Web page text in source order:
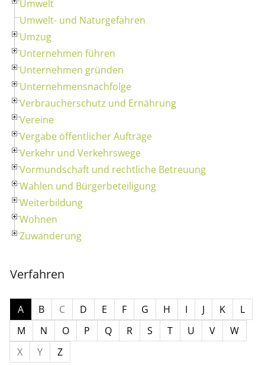
Umwelt
Umwelt- und Naturgefahren
Umzug
Unternehmen führen
Unternehmen gründen
Unternehmensnachfolge
Verbraucherschutz und Ernährung
Vereine
Vergabe öffentlicher Aufträge
Verkehr und Verkehrswege
Vormundschaft und rechtliche Betreuung
Wahlen und Bürgerbeteiligung
Weiterbildung
Wohnen
Zuwanderung
Verfahren
A B C D E F G H I J K
L
M
N O P Q R S T U V
W
X
Y Z